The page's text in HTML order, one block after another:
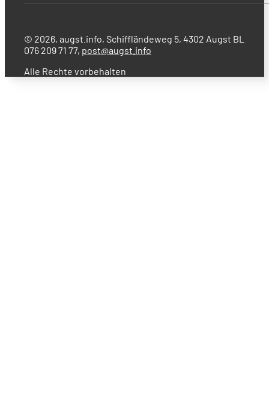
© 2026, augst.info, Schiffländeweg 5, 4302 Augst BL
076 209 71 77, post@augst.info
Alle Rechte vorbehalten